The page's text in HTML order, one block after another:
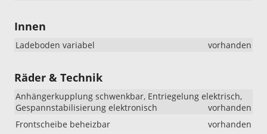
Innen
Ladeboden variabel vorhanden
Räder & Technik
Anhängerkupplung schwenkbar, Entriegelung elektrisch,
Gespannstabilisierung elektronisch
vorhanden
Frontscheibe beheizbar
vorhanden